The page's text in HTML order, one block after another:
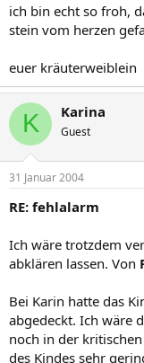
ich bin echt so froh,
stein vom herzen
euer kräuterweiblein
K Karina
Guest
31 Januar 2004
RE: fehlalarm
Ich wäre trotzdem
abklären lassen. Von
Bei Karin hatte das
abgedeckt. Ich wäre
noch in der
des Kindes sehr